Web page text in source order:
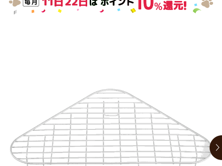
美容・ケア用品 服・おさんぽ用品